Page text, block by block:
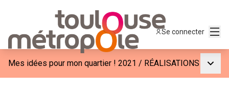
Se connecter
Mes idées pour mon quartier ! 2021 / RÉALISATIONS